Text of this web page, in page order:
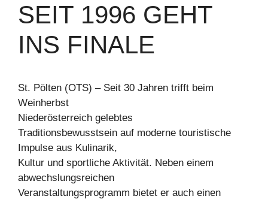
SEIT 1996 GEHT
INS FINALE
St. Pölten (OTS) – Seit 30 Jahren trifft beim
Weinherbst
Niederösterreich gelebtes
Traditionsbewusstsein auf moderne touristische
Impulse aus Kulinarik,
Kultur und sportliche Aktivität. Neben einem
abwechslungsreichen
Veranstaltungsprogramm bietet er auch einen